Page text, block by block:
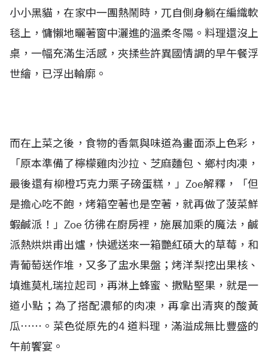
小小黑貓，在家中一團熱鬧時，兀自側身躺在編織軟
毯上，慵懶地曬著窗中灑進的溫柔冬陽。料理還沒上
桌，一幅充滿生活感，夾揉些許異國情調的早午餐浮
世繪，已浮出輪廓。
而在上菜之後，食物的香氣與味道為畫面添上色彩，
「原本準備了檸檬雞肉沙拉、芝麻麵包、鄉村肉凍，
最後還有柳橙巧克力栗子磅蛋糕，」Zoe解釋，「但
是擔心吃不飽，烤箱空著也是空著，就再做了菠菜鮮
蝦鹹派！」Zoe 彷彿在廚房裡，施展加乘的魔法，鹹
派熱烘烘甫出爐，快遞送來一箱艷紅碩大的草莓，和
青葡萄送作堆，又多了盅水果盤；烤洋梨挖出果核、
填進莫札瑞拉起司，再淋上蜂蜜、撒點堅果，就是一
道小點；為了搭配濃郁的肉凍，再拿出清爽的酸黃
瓜⋯⋯。菜色從原先的4 道料理，滿溢成無比豐盛的
午前饗宴。